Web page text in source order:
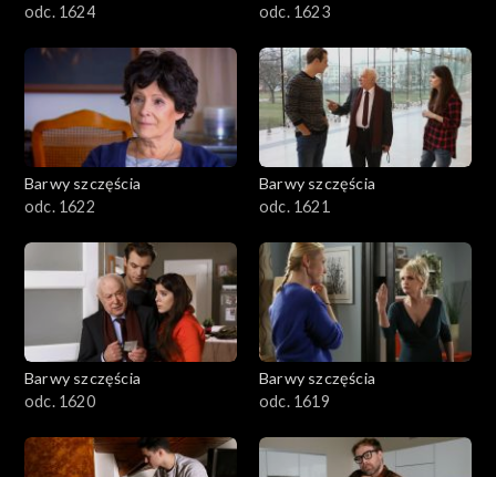
odc. 1624
odc. 1623
Barwy szczęścia
odc. 1622
Barwy szczęścia
odc. 1621
Barwy szczęścia
odc. 1620
Barwy szczęścia
odc. 1619